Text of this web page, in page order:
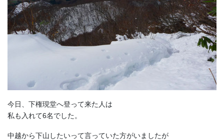
今日、下権現堂へ登って来た人は
私も入れて6名でした。
中越から下山したいって言っていた方がいましたが